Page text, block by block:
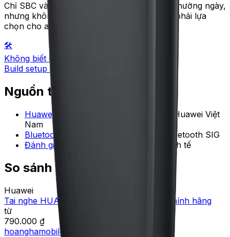
Chỉ SBC và AAC. Đủ chất lượng nghe nhạc thường ngày,
nhưng không hỗ trợ aptX/LDAC nên không phải lựa
chọn cho audiophile.
🛠️
Không biết chọn?
Build setup theo budget →
Nguồn tham khảo
Huawei Vietnam — FreeBuds SE 4
Huawei Việt
Nam
Bluetooth 5.4 Core Specification
Bluetooth SIG
Đánh giá tai nghe Huawei tại VN
Tinh tế
So sánh giá ngay
Huawei
Tai nghe HUAWEI FreeBuds SE 4 ANC - Chính hãng
từ
790.000 ₫
hoanghamobile